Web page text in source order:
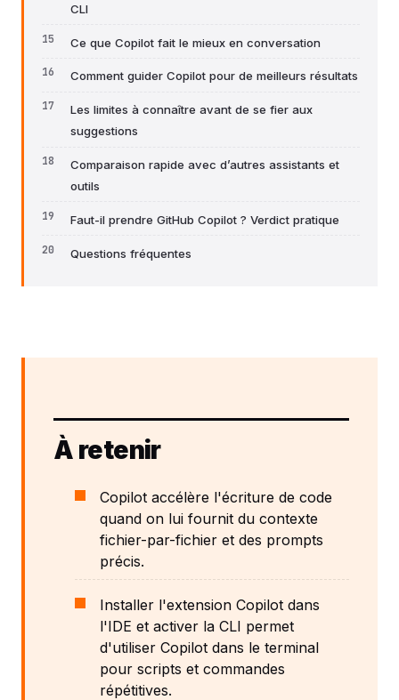
CLI
Ce que Copilot fait le mieux en conversation
Comment guider Copilot pour de meilleurs résultats
Les limites à connaître avant de se fier aux
suggestions
Comparaison rapide avec d’autres assistants et
outils
Faut-il prendre GitHub Copilot ? Verdict pratique
Questions fréquentes
À retenir
Copilot accélère l'écriture de code
quand on lui fournit du contexte
fichier-par-fichier et des prompts
précis.
Installer l'extension Copilot dans
l'IDE et activer la CLI permet
d'utiliser Copilot dans le terminal
pour scripts et commandes
répétitives.